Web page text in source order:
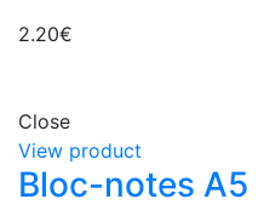
2.20€
Close
View product
Bloc-notes A5